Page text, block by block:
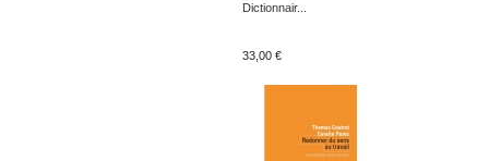
Dictionnair...
33,00 €